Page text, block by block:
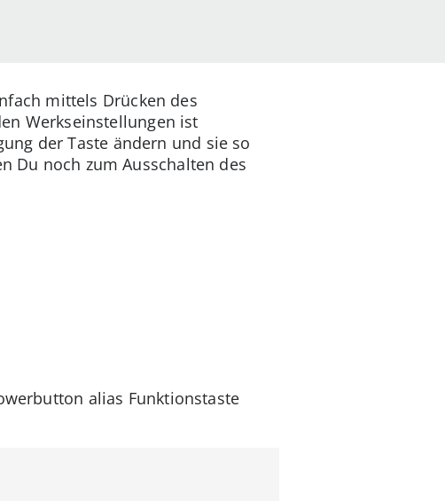
mittels Drücken des
Werkseinstellungen ist
der Taste ändern und sie so
Du noch zum Ausschalten des
alias Funktionstaste